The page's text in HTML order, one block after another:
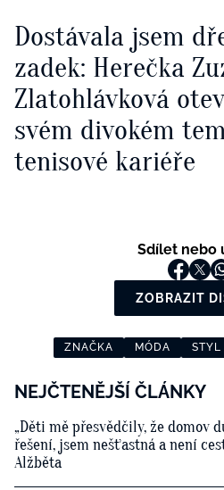
Dostávala jsem
zadek: Herečka
Zlatohlávková
svém divokém
tenisové kariéře
Sdílet nebo
ZOBRAZIT
ZNAČKA MÓDA STYL
NEJČTENĚJŠÍ ČLÁNKY
„Děti mě přesvědčily, že domov
řešení, jsem nešťastná a není
Alžběta